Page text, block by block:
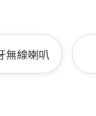
無線喇叭